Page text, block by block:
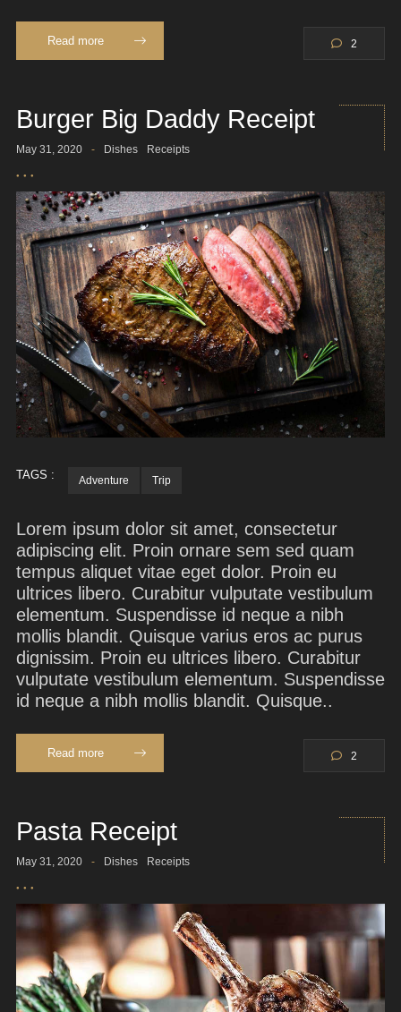
Read more 2
Burger Big Daddy Receipt
May 31, 2020 - Dishes Receipts
TAGS : Adventure Trip
Lorem ipsum dolor sit amet, consectetur
adipiscing elit. Proin ornare sem sed quam
tempus aliquet vitae eget dolor. Proin eu
ultrices libero. Curabitur vulputate vestibulum
elementum. Suspendisse id neque a nibh
mollis blandit. Quisque varius eros ac purus
dignissim. Proin eu ultrices libero. Curabitur
vulputate vestibulum elementum. Suspendisse
id neque a nibh mollis blandit. Quisque..
Read more 2
Pasta Receipt
May 31, 2020 - Dishes Receipts